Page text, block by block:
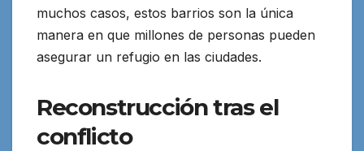
muchos casos, estos barrios son la única
manera en que millones de personas pueden
asegurar un refugio en las ciudades.
Reconstrucción tras el
conflicto